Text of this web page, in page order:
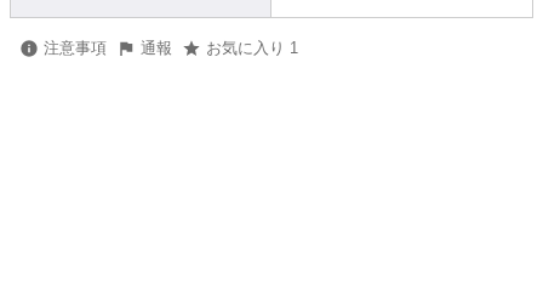
注意事項 通報 お気に入り 1